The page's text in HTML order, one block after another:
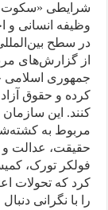
شرایطی «سکوت
وظیفه انسانی و
در سطح
از گزارش‌های
جمهوری اسلامی
کرده و حقوق
کنند. این
مربوط به
حقیقت، عدالت
فولکر تورک،
کرد که تحولات
را با نگرانی